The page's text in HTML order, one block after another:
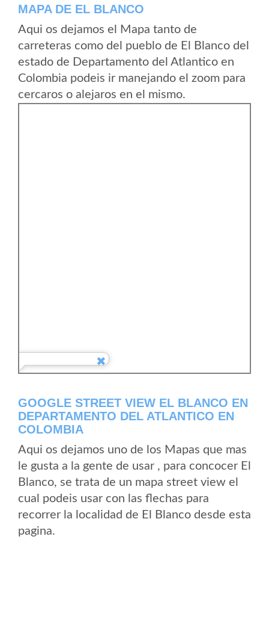
MAPA DE EL BLANCO
Aqui os dejamos el Mapa tanto de
carreteras como del pueblo de El Blanco del
estado de Departamento del Atlantico en
Colombia podeis ir manejando el zoom para
cercaros o alejaros en el mismo.
GOOGLE STREET VIEW EL BLANCO EN
DEPARTAMENTO DEL ATLANTICO EN
COLOMBIA
Aqui os dejamos uno de los Mapas que mas
le gusta a la gente de usar , para concocer El
Blanco, se trata de un mapa street view el
cual podeis usar con las flechas para
recorrer la localidad de El Blanco desde esta
pagina.